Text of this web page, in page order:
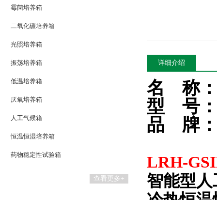
霉菌培养箱
二氧化碳培养箱
光照培养箱
振荡培养箱
低温培养箱
厌氧培养箱
人工气候箱
恒温恒湿培养箱
药物稳定性试验箱
查看更多+
详细介绍
名
称
型
号
品
牌
LRH-
智能型